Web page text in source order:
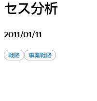
セス分析
2011/01/11
戦略 事業戦略